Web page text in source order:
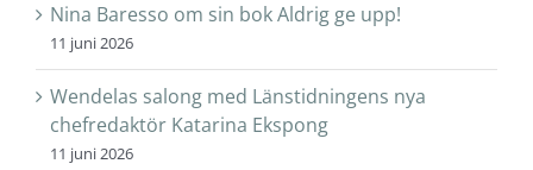
Nina Baresso om sin bok Aldrig ge upp!
11 juni 2026
Wendelas salong med Länstidningens nya
chefredaktör Katarina Ekspong
11 juni 2026